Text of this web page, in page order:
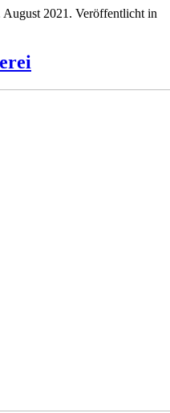
August 2021 . Veröffentlicht in